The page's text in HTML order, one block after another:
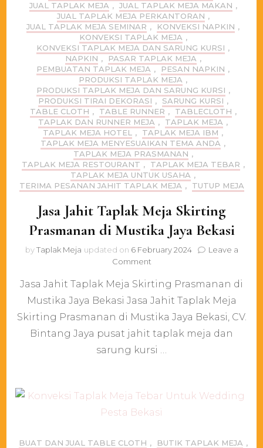
JUAL TAPLAK MEJA , JUAL TAPLAK MEJA MAKAN ,
JUAL TAPLAK MEJA PERKANTORAN ,
JUAL TAPLAK MEJA SEMINAR , KONVEKSI NAPKIN ,
KONVEKSI TAPLAK MEJA ,
KONVEKSI TAPLAK MEJA DAN SARUNG KURSI ,
NAPKIN , PASAR TAPLAK MEJA ,
PEMBUATAN TAPLAK MEJA , PESAN NAPKIN ,
PRODUKSI TAPLAK MEJA ,
PRODUKSI TAPLAK MEJA DAN SARUNG KURSI ,
PRODUKSI TIRAI DEKORASI , SARUNG KURSI ,
TABLE CLOTH , TABLE RUNNER , TABLECLOTH ,
TAPLAK DAN RUNNER MEJA , TAPLAK MEJA ,
TAPLAK MEJA HOTEL
, TAPLAK MEJA IBM ,
TAPLAK MEJA MENYESUAIKAN TEMA ANDA ,
TAPLAK MEJA PRASMANAN ,
TAPLAK MEJA RESTOURANT , TAPLAK MEJA TEBAR ,
TAPLAK MEJA UNTUK USAHA ,
TERIMA PESANAN JAHIT TAPLAK MEJA , TUTUP MEJA
Jasa Jahit Taplak Meja Skirting
Prasmanan di Mustika Jaya Bekasi
byTaplak Meja updated on 6 February 2024
Leave a
Commenton
Jahit
Taplak
Skirting
Prasmanan
Mustika
Jasa Jahit Taplak Meja Skirting Prasmanan di
Mustika Jaya Bekasi Jasa Jahit Taplak Meja
Skirting Prasmanan di Mustika Jaya Bekasi, CV.
Bintang Jaya pusat jahit taplak meja dan
sarung kursi …
BUAT DAN JUAL TABLE CLOTH , BUTIK TAPLAK MEJA ,